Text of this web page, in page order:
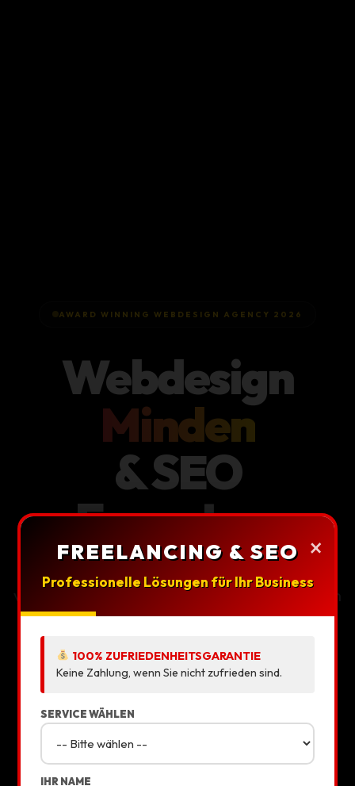
×
FREELANCING & SEO
Professionelle Lösungen für Ihr Business
100% ZUFRIEDENHEITSGARANTIE
Keine Zahlung, wenn Sie nicht zufrieden sind.
SERVICE WÄHLEN
IHR NAME
AWARD WINNING WEBDESIGN AGENCY 2026
Webdesign
Minden
& SEO
Experten.
Wir bauen digitale Meisterwerke, die
Webdesign Freelancer
Minden steigern wir Ihren Umsatz durch
Premium-Design und KI-gestützte SEO.
SEO SPEZIALIST